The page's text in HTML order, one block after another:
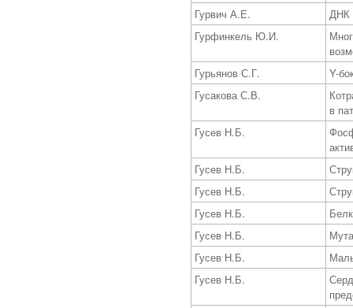
Гурвич А.Е.
ДНК
Гурфинкель Ю.И.
Гурьянов С.Г.
Y-
Гусакова С.В.
в
Гусев Н.Б.
Гусев Н.Б.
Гусев Н.Б.
Гусев Н.Б.
Гусев Н.Б.
Гусев Н.Б.
Гусев Н.Б.